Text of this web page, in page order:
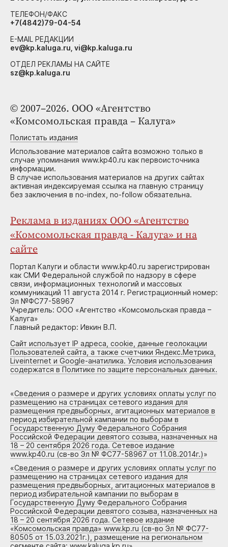
© 2007–2026. ООО «Агентство
«Комсомольская правда – Калуга»
Полистать издания
Использование материалов сайта возможно только в
случае упоминания www.kp40.ru как первоисточника
информации.
В случае использования материалов на других сайтах
активная индексируемая ссылка на главную страницу
без заключения в no-index, no-follow обязательна.
Реклама в изданиях ООО «Агентство
«Комсомольская правда - Калуга» и на
сайте
Портал Калуги и области www.kp40.ru зарегистрирован
как СМИ Федеральной службой по надзору в сфере
связи, информационных технологий и массовых
коммуникаций 11 августа 2014 г. Регистрационный номер:
Эл №ФС77-58967
Учредитель: ООО «Агентство «Комсомольская правда –
Калуга»
Главный редактор: Ивкин В.П.
Сайт использует IP адреса, cookie, данные геолокации
Пользователей сайта, а также счетчики Яндекс.Метрика,
Liveinternet и Google-анатилика. Условия использования
содержатся в Политике по защите персональных данных.
«Сведения о размере и других условиях оплаты услуг по
размещению на страницах сетевого издания для
размещения предвыборных, агитационных материалов в
период избирательной кампании по выборам в
Государственную Думу Федерального Собрания
Российской Федерации девятого созыва, назначенных на
18 – 20 сентября 2026 года. Сетевое издание
www.kp40.ru (св-во Эл № ФС77-58967 от 11.08.2014г.)»
«Сведения о размере и других условиях оплаты услуг по
размещению на страницах сетевого издания для
размещения предвыборных, агитационных материалов в
период избирательной кампании по выборам в
Государственную Думу Федерального Собрания
Российской Федерации девятого созыва, назначенных на
18 – 20 сентября 2026 года. Сетевое издание
«Комсомольская правда» www.kp.ru (св-во Эл № ФС77-
80505 от 15.03.2021г.), размещение на региональном
ТЕЛЕФОН/ФАКС
+7(4842)79-04-54
E-MAIL РЕДАКЦИИ
ev@kp.kaluga.ru, vi@kp.kaluga.ru
ОТДЕЛ РЕКЛАМЫ НА САЙТЕ
sz@kp.kaluga.ru